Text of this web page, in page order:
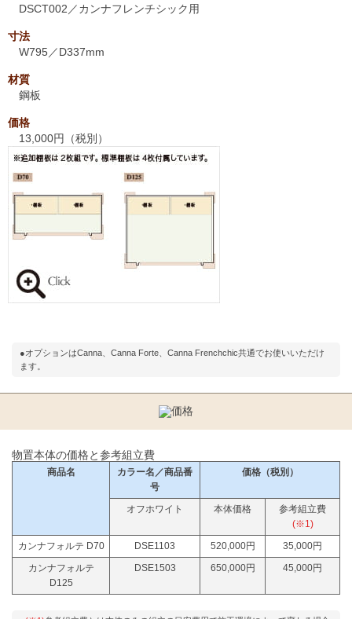
DSCT002／カンナフレンチシック用
寸法
W795／D337mm
材質
鋼板
価格
13,000円（税別）
●オプションはCanna、Canna Forte、Canna Frenchchic共通でお使いいただけ
ます。
物置本体の価格と参考組立費
商品名
カラー名／商品番
号
価格（税別）
オフホワイト 本体価格
参考組立費
(※1)
カンナフォルテ D70
DSE1103 520,000円
35,000円
カンナフォルテ
D125
DSE1503 650,000円 45,000円